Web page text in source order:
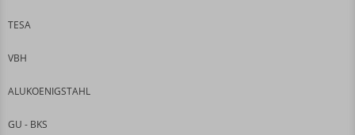
TESA
VBH
ALUKOENIGSTAHL
GU - BKS